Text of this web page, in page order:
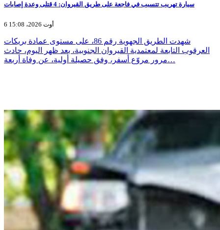
سيارة تهريب تتسبب في فاجعة على طريق القيروان: 4 قتلى وعدة إصابات
6 أوت 2026، 15:08
شهدت الطريق الجهوية رقم 86، على مستوى عمادة بريكات
العرقوب التابعة لمعتمدية القيروان الجنوبية، بعد ظهر اليوم، حادث
مرور مروّع أسفر، وفق حصيلة أولية، عن وفاة أربعة…